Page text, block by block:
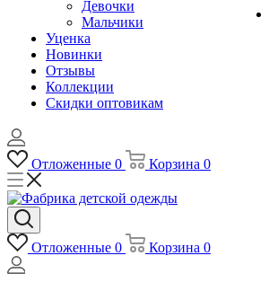
Девочки
Мальчики
Уценка
Новинки
Отзывы
Коллекции
Скидки оптовикам
Отложенные 0 Корзина 0
Отложенные 0 Корзина 0